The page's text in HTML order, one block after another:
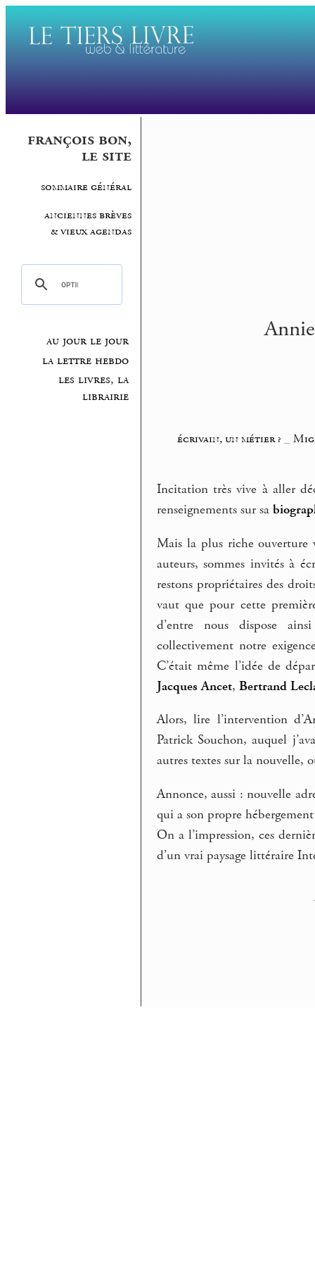
françois bon,
le site
sommaire général
anciennes brèves
& vieux agendas
au jour le jour
la lettre hebdo
les livres, la
librairie
écrivain, un métier ?
Incitation très vive à aller
renseignements sur sa
Mais la plus riche ouverture
auteurs, sommes invités à
restons propriétaires des
vaut que pour cette
d’entre nous dispose
collectivement notre
C’était même l’idée de
Jacques Ancet,Bertrand
Alors, lire l’intervention
Patrick Souchon, auquel
autres textes sur la nouvelle,
Annonce, aussi : nouvelle
qui a son propre
On a l’impression, ces
d’un vrai paysage littéraire